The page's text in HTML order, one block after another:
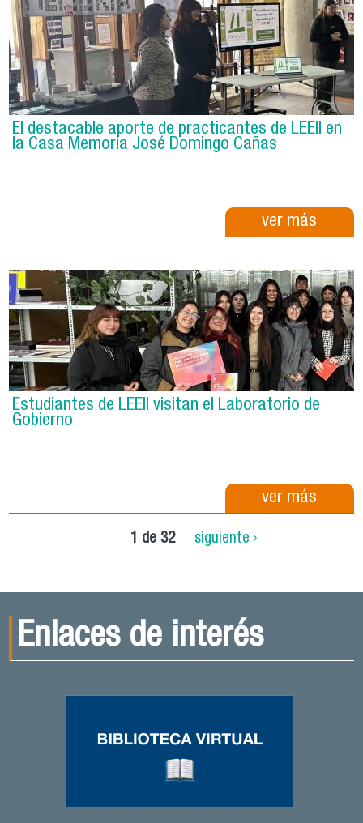
El destacable aporte de practicantes de LEEII en
la Casa Memoria José Domingo Cañas
ver más
Estudiantes de LEEII visitan el Laboratorio de
Gobierno
ver más
1 de 32 siguiente ›
Enlaces de interés